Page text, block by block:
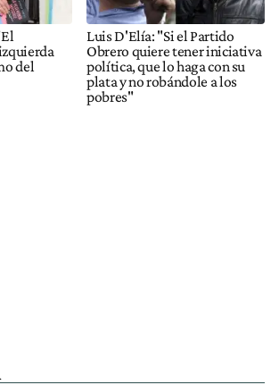
del
Luis D'Elía: "Si el Partido
Obrero quiere tener iniciativa
política, que lo haga con su
plata y no robándole a los
pobres"